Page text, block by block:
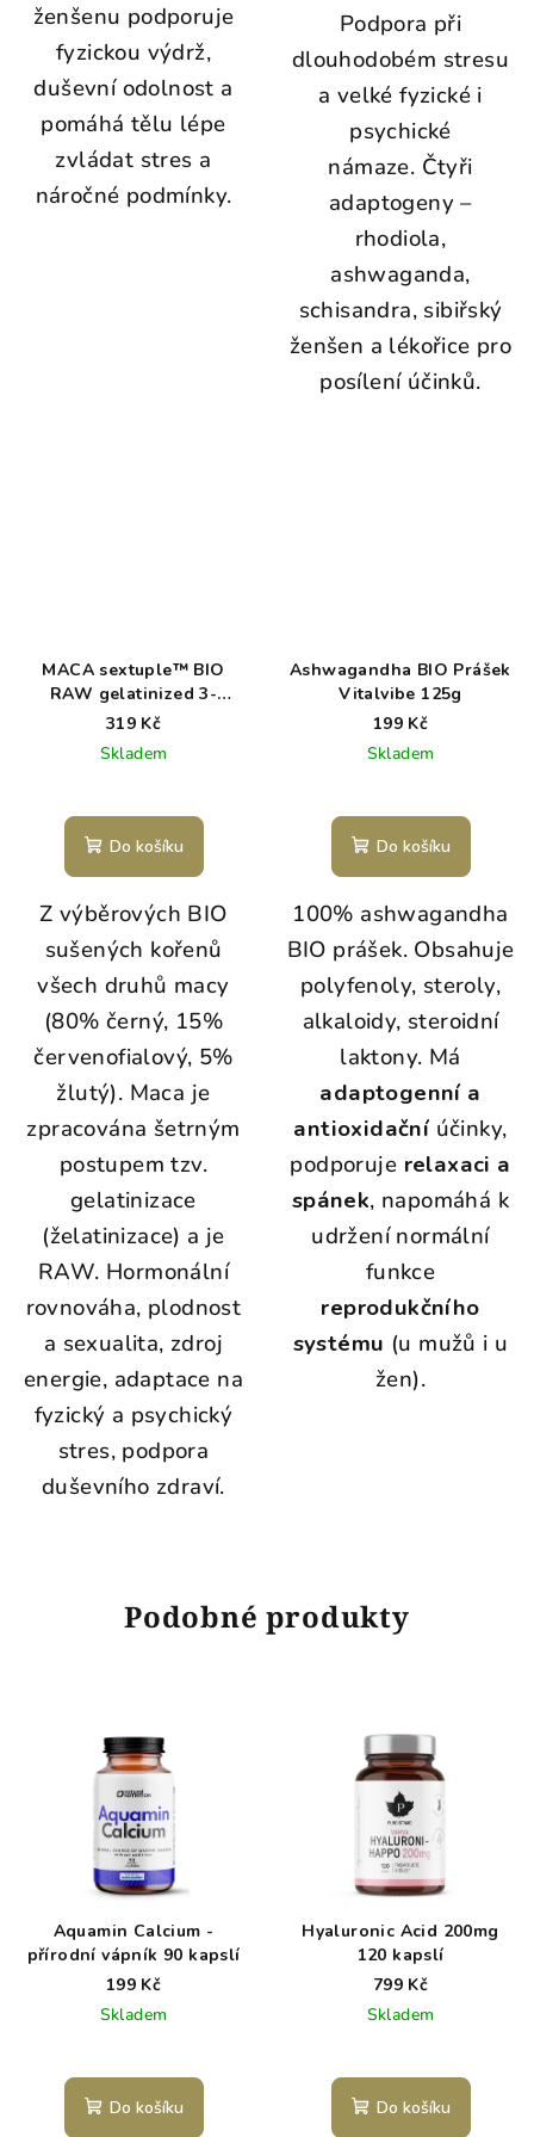
ženšenu podporuje
fyzickou výdrž,
duševní odolnost a
pomáhá tělu lépe
zvládat stres a
náročné podmínky.
Podpora při
dlouhodobém stresu
a velké fyzické i
psychické
námaze. Čtyři
adaptogeny –
rhodiola,
ashwaganda,
schisandra, sibiřský
ženšen a lékořice pro
posílení účinků.
MACA sextuple™ BIO
RAW gelatinized 3-
complex
319 Kč
Skladem
Do košíku
Z výběrových BIO
sušených kořenů
všech druhů macy
(80% černý, 15%
červenofialový, 5%
žlutý). Maca je
zpracována šetrným
postupem tzv.
gelatinizace
(želatinizace) a je
RAW. Hormonální
rovnováha, plodnost
a sexualita, zdroj
energie, adaptace na
fyzický a psychický
stres, podpora
duševního zdraví.
Ashwagandha BIO Prášek
Vitalvibe 125g
199 Kč
Skladem
Do košíku
100% ashwagandha
BIO prášek. Obsahuje
polyfenoly, steroly,
alkaloidy, steroidní
laktony. Má
adaptogenní a
antioxidační účinky,
podporuje relaxaci a
spánek, napomáhá k
udržení normální
funkce
reprodukčního
systému (u mužů i u
žen).
Podobné produkty
Aquamin Calcium -
přírodní vápník 90 kapslí
199 Kč
Skladem
Do košíku
Hyaluronic Acid 200mg
120 kapslí
799 Kč
Skladem
Do košíku